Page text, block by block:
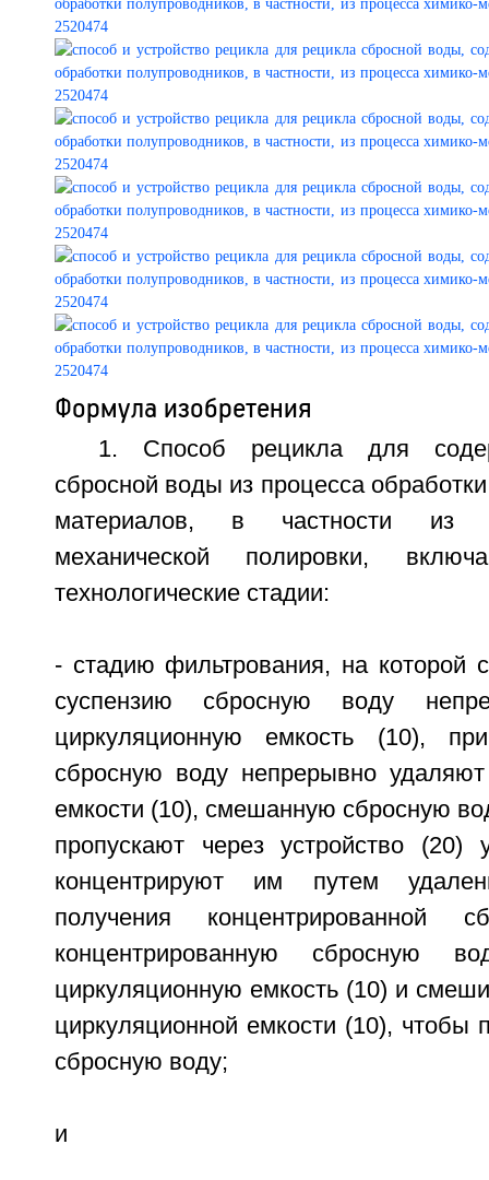
Формула изобретения
1. Способ рецикла для
сбросной воды из процесса
материалов, в частности из
механической полировки,
технологические стадии:
- стадию фильтрования, на
суспензию сбросную воду
циркуляционную емкость (10),
сбросную воду непрерывно
емкости (10), смешанную сбросную
пропускают через устройство (20)
концентрируют им путем
получения концентрированной
концентрированную сбросную
циркуляционную емкость (10) и
циркуляционной емкости (10), чтобы
сбросную воду;
и